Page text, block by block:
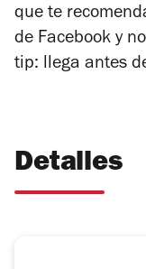
que te
de Facebook y
tip: llega antes
Detalles